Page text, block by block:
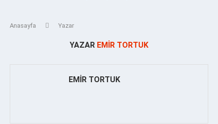
Anasayfa Yazar
YAZAR EMIR TORTUK
EMIR TORTUK